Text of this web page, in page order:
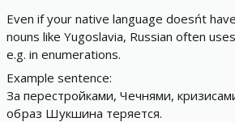
Even if your native language doesńt have
nouns like Yugoslavia, Russian often uses
e.g. in enumerations.
Example sentence:
За перестройками, Чечнями,
образ Шукшина теряется.